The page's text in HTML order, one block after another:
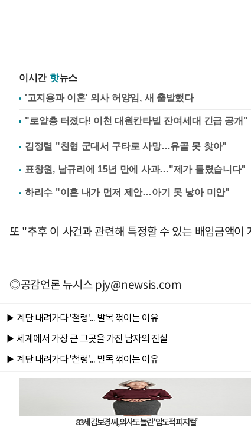
이시간 핫뉴스
'고지용과 이혼' 의사 허양임, 새 출발했다
김정렬 "친형 군대서 구타로 사망…유골 못 찾아"
표창원, 남규리에 15년 만에 사과…"제가 틀렸습니다"
하리수 "이혼 내가 먼저 제안…아기 못 낳아 미안"
또 "추후 이 사건과 관련해 특정할 수 있는 배임금액
◎공감언론 뉴시스pjy@newsis.com